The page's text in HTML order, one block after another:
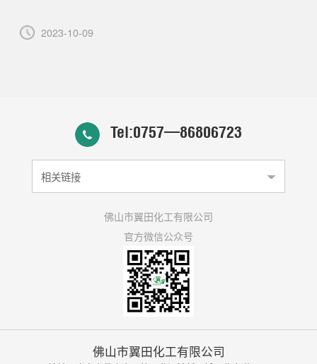
2023-10-09
Tel:0757—86806723
相关链接
佛山市翼田化工有限公司
官方微信公众号
佛山市翼田化工有限公司